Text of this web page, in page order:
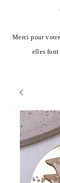
Merci pour
elles